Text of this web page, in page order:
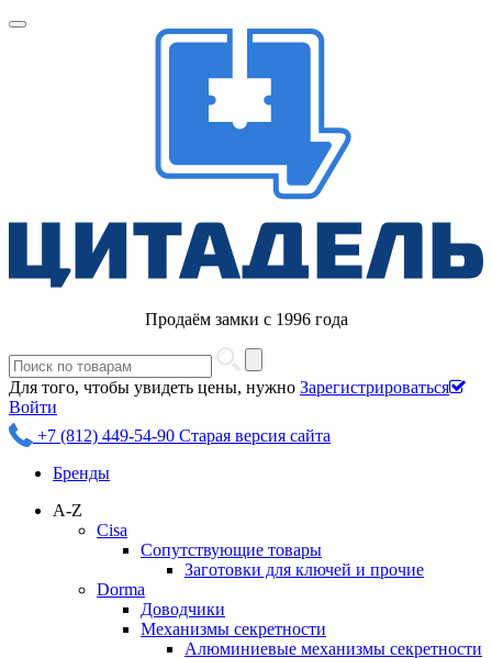
Продаём замки с 1996 года
Для того, чтобы увидеть цены, нужно Зарегистрироваться
Войти
+7 (812) 449-54-90 Старая версия сайта
Бренды
A-Z
Cisa
Сопутствующие товары
Заготовки для ключей и прочие
Dorma
Доводчики
Механизмы секретности
Алюминиевые механизмы секретности